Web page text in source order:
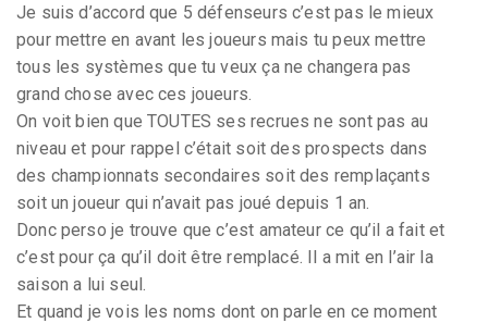
Je suis d’accord que 5 défenseurs c’est pas le mieux
pour mettre en avant les joueurs mais tu peux mettre
tous les systèmes que tu veux ça ne changera pas
grand chose avec ces joueurs.
On voit bien que TOUTES ses recrues ne sont pas au
niveau et pour rappel c’était soit des prospects dans
des championnats secondaires soit des remplaçants
soit un joueur qui n’avait pas joué depuis 1 an.
Donc perso je trouve que c’est amateur ce qu’il a fait et
c’est pour ça qu’il doit être remplacé. Il a mit en l’air la
saison a lui seul.
Et quand je vois les noms dont on parle en ce moment